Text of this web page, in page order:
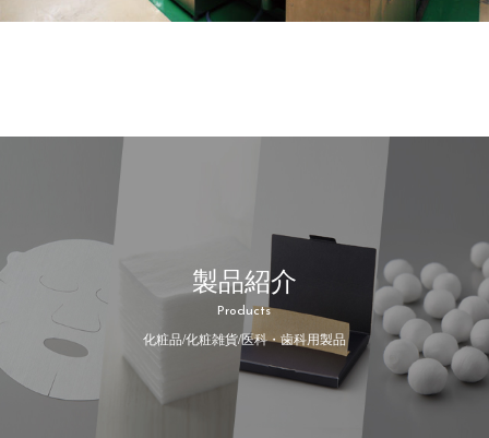
製品紹介
Products
化粧品/化粧雑貨/医科・歯科用製品